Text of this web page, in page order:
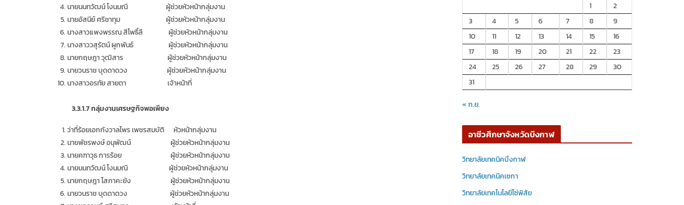
นายนนทวัฒน์ โงนมณี ผู้ช่วยหัวหน้ากลุ่มงาน
นายอัสนีย์ ศรีชาทุม ผู้ช่วยหัวหน้ากลุ่มงาน
นางสาวแพงพรรณ สีโพธิ์ลี ผู้ช่วยหัวหน้ากลุ่มงาน
นางสาววสุรัตน์ ผูกพันธ์ ผู้ช่วยหัวหน้ากลุ่มงาน
นายกฤษฎา วุฒิสาร ผู้ช่วยหัวหน้ากลุ่มงาน
นายวนราช บุดดาดวง ผู้ช่วยหัวหน้ากลุ่มงาน
นางสาวอรทัย สายตา เจ้าหน้าที่
3.3.1.7กลุ่มงานเศรษฐกิจพอเพียง
ว่าที่ร้อยเอกกังวาลไพร เพชรสมบัติ หัวหน้ากลุ่มงาน
นายพัชรพงษ์ อนุพัฒน์ ผู้ช่วยหัวหน้ากลุ่มงาน
นายคฑาวุธ การร้อย ผู้ช่วยหัวหน้ากลุ่มงาน
นายนนทวัฒน์ โงนมณี ผู้ช่วยหัวหน้ากลุ่มงาน
นายกฤษฎา โสภาคะยัง ผู้ช่วยหัวหน้ากลุ่มงาน
นายวนราช บุดดาดวง ผู้ช่วยหัวหน้ากลุ่มงาน
1
2
3
4 5 6 7 8
9
10
11 12 13 14 15
16
17
18 19 20 21 22
23
24
25 26 27 28 29
30
31
« ก.ย.
อาชีวศึกษาจังหวัดบึงกาฬ
วิทยาลัยเทคนิคบึงกาฬ
วิทยาลัยเทคนิคเซกา
วิทยาลัยเทคโนโลยีโซ่พิสัย